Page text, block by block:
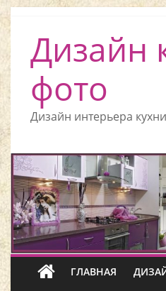
Дизайн
фото
Дизайн интерьера
ГЛАВНАЯ